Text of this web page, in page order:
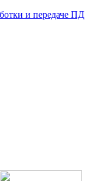
и передаче ПД